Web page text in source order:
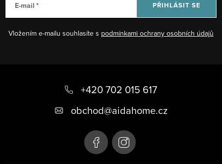
E-mail
Vložením e-mailu souhlasíte s podmínkami ochrany osobních údajů
PŘIHLÁSIT SE
+420 702 015 617
obchod@aidahome.cz